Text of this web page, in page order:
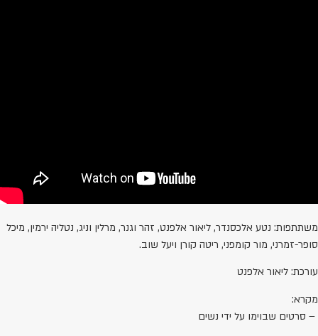
משתתפות: נטע אלכסנדר, ליאור אלפנט, זהר וגנר, מרלין וניג, נטליה ירמין, מיכל
סופר-זמרני, מור קומפני, ריטה קורן ויעל שוב.
עורכת: ליאור אלפנט
מקרא:
– סרטים שבוימו על ידי נשים